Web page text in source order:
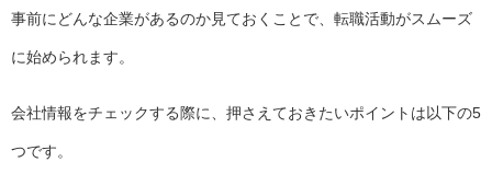
事前にどんな企業があるのか見ておくことで、転職活動がスムーズ
に始められます。
会社情報をチェックする際に、押さえておきたいポイントは以下の5
つです。